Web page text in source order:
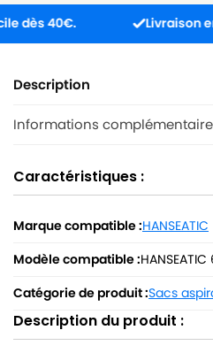
40€. Livraison en
Description
Informations
Caractéristiques :
Marque compatible :HANSEATIC
Modèle compatible :HANSEATIC
Catégorie de produit :Sacs
Description du produit :